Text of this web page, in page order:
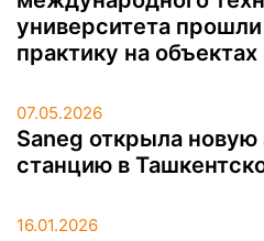
университета
практику на объектах
07.05.2026
Saneg открыла
станцию в
16.01.2026